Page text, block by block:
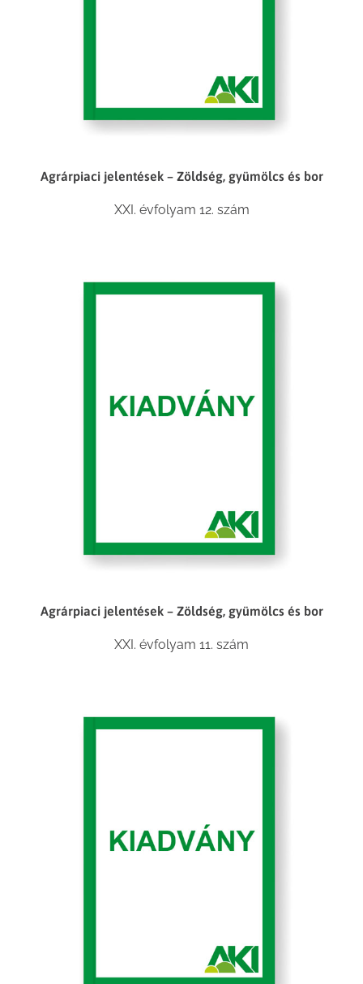
Agrárpiaci jelentések – Zöldség, gyümölcs és bor
XXI. évfolyam 12. szám
Agrárpiaci jelentések – Zöldség, gyümölcs és bor
XXI. évfolyam 11. szám